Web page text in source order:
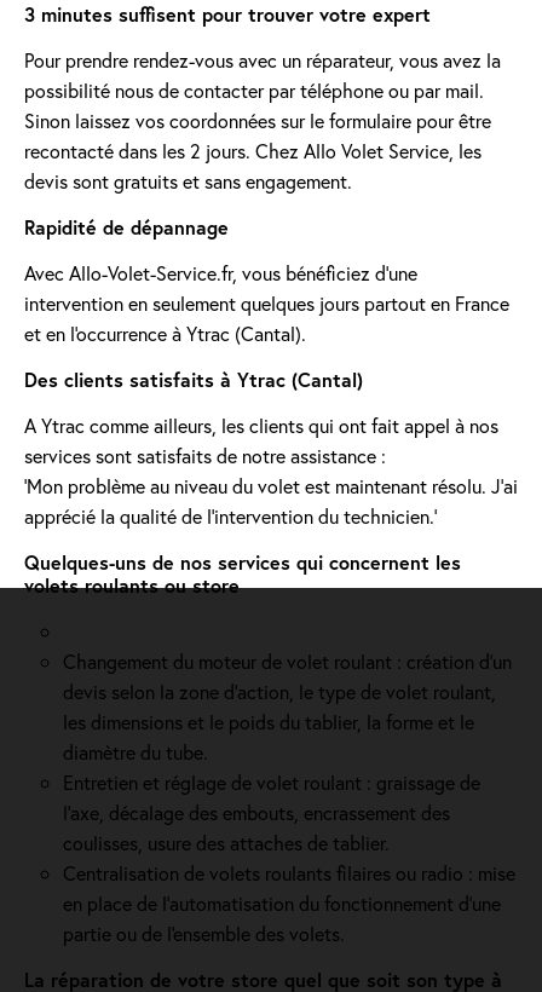
3 minutes suffisent pour trouver votre expert
Pour prendre rendez-vous avec un réparateur, vous avez la
possibilité nous de contacter par téléphone ou par mail.
Sinon laissez vos coordonnées sur le formulaire pour être
recontacté dans les 2 jours. Chez Allo Volet Service, les
devis sont gratuits et sans engagement.
Rapidité de dépannage
Avec Allo-Volet-Service.fr, vous bénéficiez d'une
intervention en seulement quelques jours partout en France
et en l'occurrence à Ytrac (Cantal).
Des clients satisfaits à Ytrac (Cantal)
A Ytrac comme ailleurs, les clients qui ont fait appel à nos
services sont satisfaits de notre assistance :
'Mon problème au niveau du volet est maintenant résolu. J’ai
apprécié la qualité de l’intervention du technicien.'
Quelques-uns de nos services qui concernent les
volets roulants ou store
Changement du moteur de volet roulant : création d'un
devis selon la zone d’action, le type de volet roulant,
les dimensions et le poids du tablier, la forme et le
diamètre du tube.
Entretien et réglage de volet roulant : graissage de
l’axe, décalage des embouts, encrassement des
coulisses, usure des attaches de tablier.
Centralisation de volets roulants filaires ou radio : mise
en place de l'automatisation du fonctionnement d’une
partie ou de l'ensemble des volets.
La réparation de votre store quel que soit son type à